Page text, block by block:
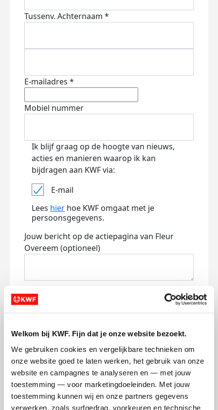
Welkom bij KWF. Fijn dat je onze website bezoekt.
We gebruiken cookies en vergelijkbare technieken om
onze website goed te laten werken, het gebruik van onze
website en campagnes te analyseren en — met jouw
toestemming — voor marketingdoeleinden. Met jouw
toestemming kunnen wij en onze partners gegevens
verwerken, zoals surfgedrag, voorkeuren en technische
Tussenv. Achternaam *
E-mailadres *
Mobiel nummer
Ik blijf graag op de hoogte van nieuws,
acties en manieren waarop ik kan
bijdragen aan KWF via:
E-mail
Lees hier hoe KWF omgaat met je
persoonsgegevens.
Jouw bericht op de actiepagina van Fleur
Overeem (optioneel)
Naam die op de pagina verschijnt
Volgende